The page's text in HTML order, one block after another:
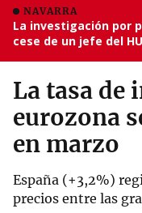
NAVARRA
La investigación por
cese de un jefe del
La tasa de
eurozona
en marzo
España (+3,2%)
precios entre las